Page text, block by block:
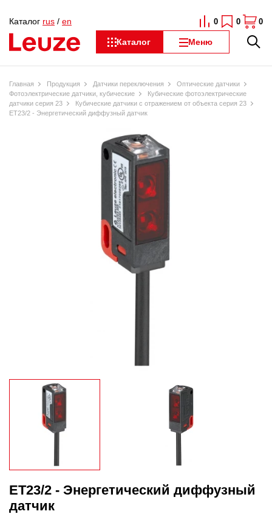
Каталог Меню
Каталог rus / en 0 0 0
Главная Продукция Датчики переключения
Оптические датчики
Фотоэлектрические датчики, кубические
Кубические фотоэлектрические
датчики серия 23
Кубические датчики с отражением от объекта серия 23
ET23/2 - Энергетический диффузный датчик
ET23/2 - Энергетический диффузный
датчик